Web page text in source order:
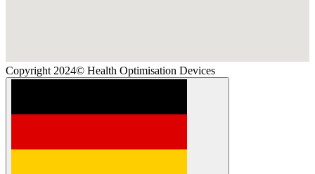
Copyright 2024© Health Optimisation Devices